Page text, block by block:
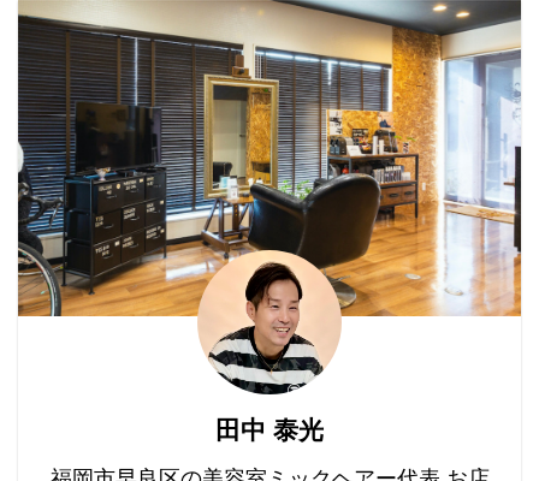
誤魔化しているだけにす
ぎません。 つまり その
時だけ髪の毛がツヤツ
ヤ、さらさら ２ヶ月もす
れば元どおりのダメージ
ヘア。 無限のルー ...
化 病気、薬の服用による
ものと思われる髪質の変
化・・・ つまり 体内の
血液の状態の変化によっ
て髪質が変わっている。
...
伝子によって大きく左右
されます。 この記事で
は、髪の毛の形状を決定
する遺伝子について、専
門的かつ分かりやすく解
説します。 目次 髪の毛
の形状はどうやって決ま
る？ 遺伝子が鍵を握る
TCHH遺伝子とは？ 遺伝
子の発見 髪の毛の形状に
影響を与える他の要因 ま
とめ 髪の毛の形状はどう
やって決まる？ 髪の毛の
形状には、大きく分けて
直毛、波状毛、カール毛
があります。 この違いは
何が原因で生じるのでし
田中 泰光